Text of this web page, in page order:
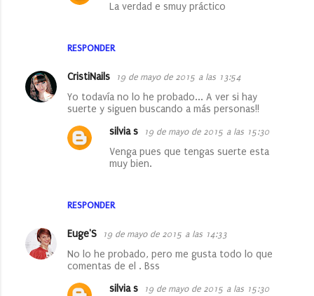
i
RESPONDER
La verdad e smuy práctico
CristiNails 19 de mayo de 2015 a las 13:54
Yo todavía no lo he probado... A ver si hay
suerte y siguen buscando a más personas!!
RESPONDER
silvia s 19 de mayo de 2015 a las 15:30
Venga pues que tengas suerte esta
muy bien.
Euge'S 19 de mayo de 2015 a las 14:33
No lo he probado, pero me gusta todo lo que
comentas de el . Bss
silvia s 19 de mayo de 2015 a las 15:30